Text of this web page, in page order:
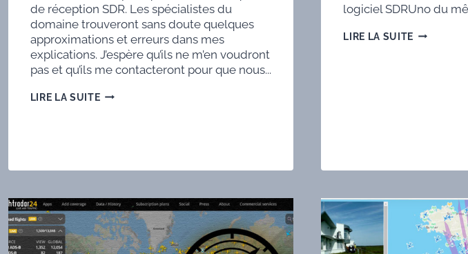
de réception SDR. Les spécialistes du
domaine trouveront sans doute quelques
approximations et erreurs dans mes
explications. J’espère qu’ils ne m’en voudront
pas et qu’ils me contacteront pour que nous...
LIRE LA SUITETECHNIQUE
logiciel SDRUno du
LIRE LA SUITE TECHNIQUE